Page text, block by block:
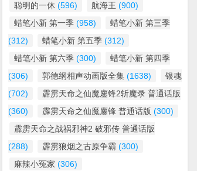
聪明的一休 (596) 航海王 (900)
蜡笔小新 第一季 (958)
蜡笔小新 第三季
(312)
蜡笔小新 第五季 (312)
蜡笔小新 第六季 (300)
蜡笔小新 第四季
(306)
郭德纲相声动画版全集 (1638)
银魂
(702)
霹雳天命之仙魔鏖锋2斩魔录 普通话版
(360)
霹雳天命之仙魔鏖锋 普通话版 (300)
霹雳天命之战祸邪神2 破邪传 普通话版
(288)
霹雳狼烟之古原争霸 (300)
麻辣小冤家 (306)